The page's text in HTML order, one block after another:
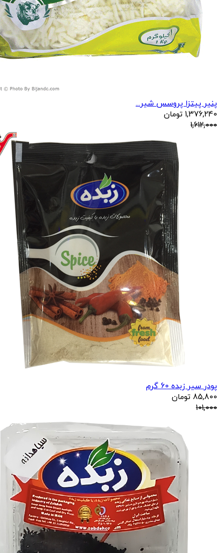
پنیر پیتزا پروسس شیر...
1,376,240 تومان
1,612,000
پودر سیر زبده 60 گرم
85,800 تومان
101,000